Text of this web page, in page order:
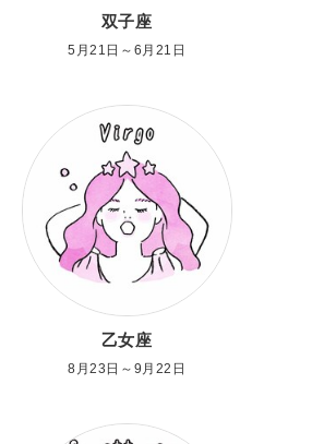
双子座
5月21日～6月21日
乙女座
8月23日～9月22日